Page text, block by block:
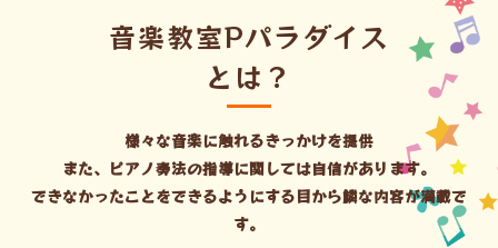
様々な音楽に触れるきっかけを提供
また、ピアノ奏法の指導に関しては自信があります。
できなかったことをできるようにする目から鱗な内容が満載で
す。
音楽教室Pパラダイス
とは？